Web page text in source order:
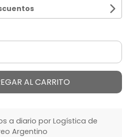
AL CARRITO
a diario por Logística de
Argentino